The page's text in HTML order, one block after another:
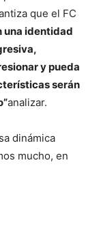
que el FC
una identidad
y pueda
serán
analizar.
dinámica
mucho, en